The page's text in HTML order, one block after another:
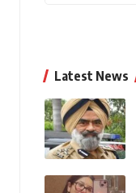
Latest News